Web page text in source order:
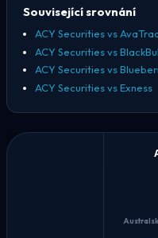
Související srovnání
ACY Securities vs
ACY Securities vs
ACY Securities vs
ACY Securities vs Exness